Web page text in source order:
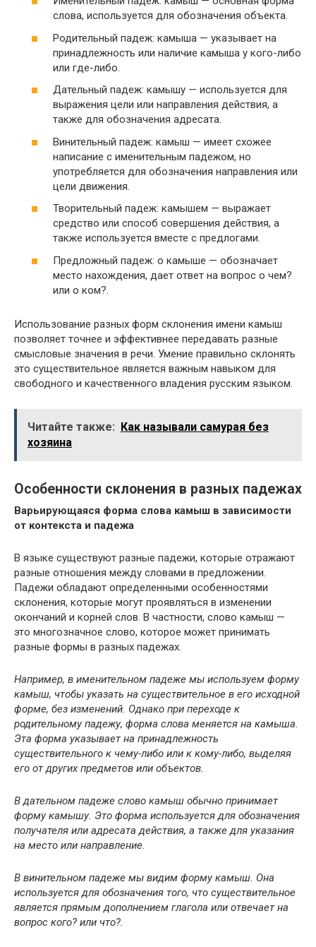
слова, используется для обозначения объекта.
Родительный падеж: камыша — указывает на
принадлежность или наличие камыша у кого-либо
или где-либо.
Дательный падеж: камышу — используется для
выражения цели или направления действия, а
также для обозначения адресата.
Винительный падеж: камыш — имеет схожее
написание с именительным падежом, но
употребляется для обозначения направления или
цели движения.
Творительный падеж: камышем — выражает
средство или способ совершения действия, а
также используется вместе с предлогами.
Предложный падеж: о камыше — обозначает
место нахождения, дает ответ на вопрос о чем?
или о ком?.
Использование разных форм склонения имени камыш
позволяет точнее и эффективнее передавать разные
смысловые значения в речи. Умение правильно склонять
это существительное является важным навыком для
свободного и качественного владения русским языком.
Читайте также: Как называли самурая без
хозяина
Особенности склонения в разных падежах
Варьирующаяся форма слова камыш в зависимости
от контекста и падежа
В языке существуют разные падежи, которые отражают
разные отношения между словами в предложении.
Падежи обладают определенными особенностями
склонения, которые могут проявляться в изменении
окончаний и корней слов. В частности, слово камыш —
это многозначное слово, которое может принимать
разные формы в разных падежах.
Например, в именительном падеже мы используем форму
камыш, чтобы указать на существительное в его исходной
форме, без изменений. Однако при переходе к
родительному падежу, форма слова меняется на камыша.
Эта форма указывает на принадлежность
существительного к чему-либо или к кому-либо, выделяя
его от других предметов или объектов.
В дательном падеже слово камыш обычно принимает
форму камышу. Это форма используется для обозначения
получателя или адресата действия, а также для указания
на место или направление.
В винительном падеже мы видим форму камыш. Она
используется для обозначения того, что существительное
является прямым дополнением глагола или отвечает на
вопрос кого? или что?.